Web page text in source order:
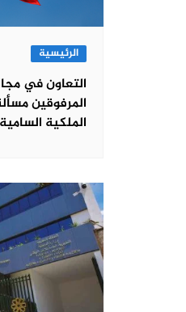
الرئيسية
التعاون في
المرفوقين
الملكية